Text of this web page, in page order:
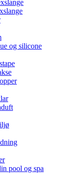
og silicone
pool og spa